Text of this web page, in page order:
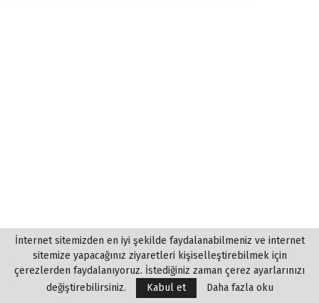
İnternet sitemizden en iyi şekilde faydalanabilmeniz ve internet
sitemize yapacağınız ziyaretleri kişiselleştirebilmek için
çerezlerden faydalanıyoruz. İstediğiniz zaman çerez ayarlarınızı
değiştirebilirsiniz.
Kabul et Daha fazla oku